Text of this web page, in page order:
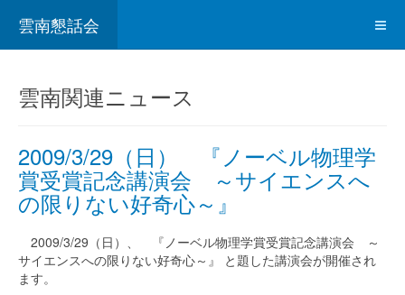
雲南懇話会
雲南関連ニュース
2009/3/29（日） 『ノーベル物理学
賞受賞記念講演会 ～サイエンスへ
の限りない好奇心～』
2009/3/29（日）、 『ノーベル物理学賞受賞記念講演会 ～
サイエンスへの限りない好奇心～』 と題した講演会が開催され
ます。